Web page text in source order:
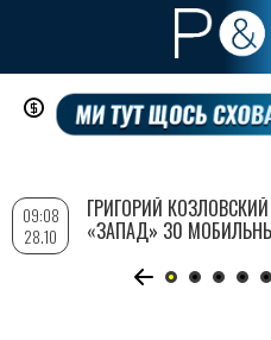
Перейти
содержанию
09:08
28.10
ГРИГОРИЙ
«ЗАПАД» 30